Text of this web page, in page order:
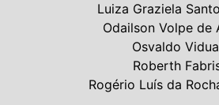
Luiza Graziela
Odailson Volpe de
Osvaldo
Roberth
Rogério Luís da